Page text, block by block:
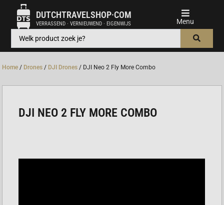
DUTCHTRAVELSHOP·COM
VERRASSEND · VERNIEUWEND · EIGENWIJS
Home / Drones / DJI Drones / DJI Neo 2 Fly More Combo
DJI NEO 2 FLY MORE COMBO